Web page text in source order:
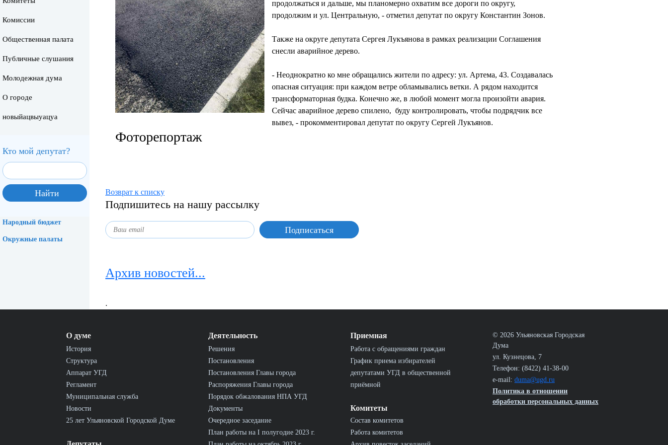
Комиссии
Общественная палата
Публичные слушания
Молодежная дума
О городе
новыйацвыуацуа
Кто мой депутат?
Народный бюджет
Окружные палаты
продолжаться и дальше, мы планомерно охватим все дороги по округу,
продолжим и ул. Центральную, - отметил депутат по округу Константин Зонов.
Также на округе депутата Сергея Лукъянова в рамках реализации Соглашения
снесли аварийное дерево.
- Неоднократно ко мне обращались жители по адресу: ул. Артема, 43. Создавалась
опасная ситуация: при каждом ветре обламывались ветки. А рядом находится
трансформаторная будка. Конечно же, в любой момент могла произойти авария.
Сейчас аварийное дерево спилено, буду контролировать, чтобы подрядчик все
вывез, - прокомментировал депутат по округу Сергей Лукъянов.
Фоторепортаж
Возврат к списку
Подпишитесь на нашу рассылку
Архив новостей...
.
О думе
История
Структура
Аппарат УГД
Регламент
Муниципальная служба
Новости
25 лет Ульяновской Городской Думе
Деятельность
Решения
Постановления
Постановления Главы города
Распоряжения Главы города
Порядок обжалования НПА УГД
Документы
Очередное заседание
План работы на I полугодие 2023 г.
Приемная
Работа с обращениями граждан
График приема избирателей
депутатами УГД в общественной
приёмной
Комитеты
Состав комитетов
Работа комитетов
© 2026 Ульяновская Городская
Дума
ул. Кузнецова, 7
Телефон: (8422) 41-38-00
e-mail: duma@ugd.ru
Политика в отношении
обработки персональных данных